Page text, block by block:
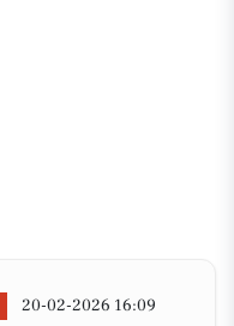
20-02-2026 16:09